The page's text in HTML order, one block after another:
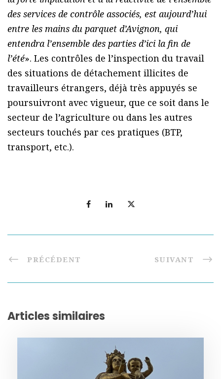
des services de contrôle associés, est aujourd’hui
entre les mains du parquet d’Avignon, qui
entendra l’ensemble des parties d’ici la fin de
l’été». Les contrôles de l’inspection du travail
des situations de détachement illicites de
travailleurs étrangers, déjà très appuyés se
poursuivront avec vigueur, que ce soit dans le
secteur de l’agriculture ou dans les autres
secteurs touchés par ces pratiques (BTP,
transport, etc.).
PRÉCÉDENT SUIVANT
Articles similaires